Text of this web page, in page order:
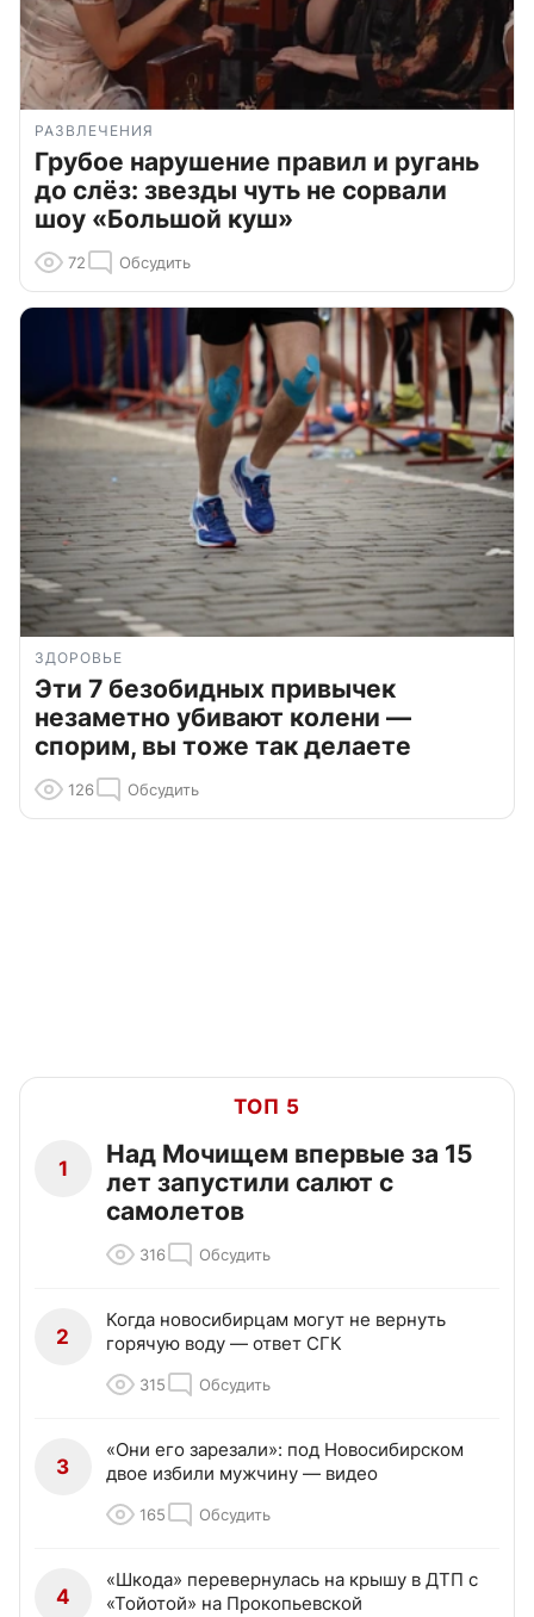
РАЗВЛЕЧЕНИЯ
Грубое нарушение правил и ругань
до слёз: звезды чуть не сорвали
шоу «Большой куш»
72 Обсудить
ЗДОРОВЬЕ
Эти 7 безобидных привычек
незаметно убивают колени —
спорим, вы тоже так делаете
126 Обсудить
ТОП 5
1
Над Мочищем впервые за 15
лет запустили салют с
самолетов
316 Обсудить
2
Когда новосибирцам могут не вернуть
горячую воду — ответ СГК
315 Обсудить
3
«Они его зарезали»: под Новосибирском
двое избили мужчину — видео
165 Обсудить
4
«Шкода» перевернулась на крышу в ДТП с
«Тойотой» на Прокопьевской